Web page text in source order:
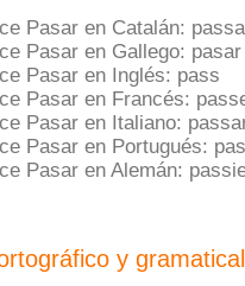
Pasar en Catalán:
Pasar en Gallego: pasar
Pasar en Inglés: pass
Pasar en Francés:
Pasar en Italiano:
Pasar en Portugués:
Pasar en Alemán:
y gramatical